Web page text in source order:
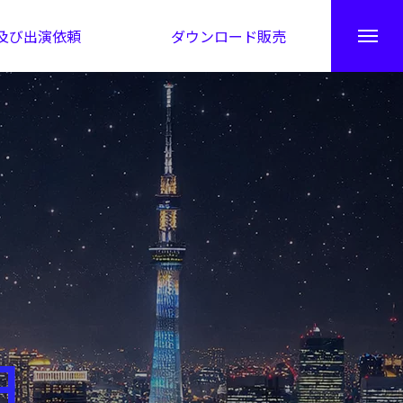
び出演依頼 ダウンロード販売
秘伝公開！吉凶カレンダー